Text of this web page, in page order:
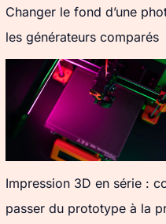
Changer le fond d’une
les générateurs comparés
Impression 3D en série :
passer du prototype à la